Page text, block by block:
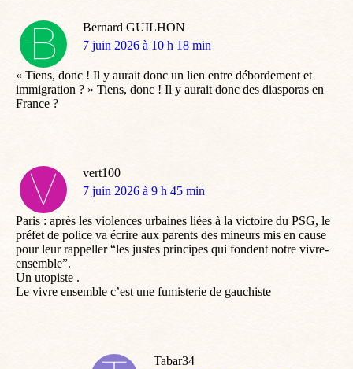
Bernard GUILHON
dit
7 juin 2026 à 10 h 18 min
« Tiens, donc ! Il y aurait donc un lien entre débordement et
immigration ? » Tiens, donc ! Il y aurait donc des diasporas en
France ?
vert100
dit
7 juin 2026 à 9 h 45 min
Paris : après les violences urbaines liées à la victoire du PSG, le
préfet de police va écrire aux parents des mineurs mis en cause
pour leur rappeller “les justes principes qui fondent notre vivre-
ensemble”.
Un utopiste .
Le vivre ensemble c’est une fumisterie de gauchiste
Tabar34